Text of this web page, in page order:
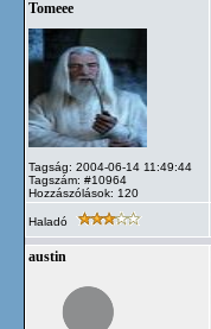
Tomeee
Tagság: 2004-06-14 11:49:44
Tagszám: #10964
Hozzászólások: 120
Haladó
austin